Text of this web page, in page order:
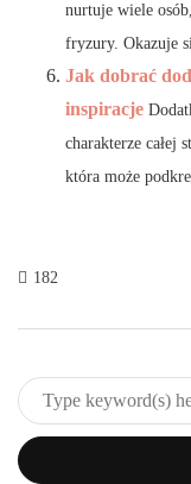
nurtuje wiele
fryzury. Okazuje
Jak dobrać
inspiracje
charakterze całej
która może
182